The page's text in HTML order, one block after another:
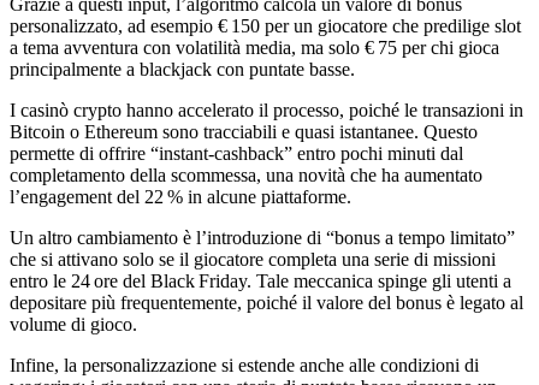
personalizzato, ad esempio € 150 per un giocatore che predilige slot
a tema avventura con volatilità media, ma solo € 75 per chi gioca
principalmente a blackjack con puntate basse.
I casinò crypto hanno accelerato il processo, poiché le transazioni in
Bitcoin o Ethereum sono tracciabili e quasi istantanee. Questo
permette di offrire “instant‑cashback” entro pochi minuti dal
completamento della scommessa, una novità che ha aumentato
l’engagement del 22 % in alcune piattaforme.
Un altro cambiamento è l’introduzione di “bonus a tempo limitato”
che si attivano solo se il giocatore completa una serie di missioni
entro le 24 ore del Black Friday. Tale meccanica spinge gli utenti a
depositare più frequentemente, poiché il valore del bonus è legato al
volume di gioco.
Infine, la personalizzazione si estende anche alle condizioni di